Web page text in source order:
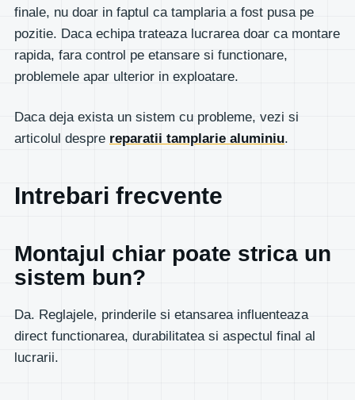
finale, nu doar in faptul ca tamplaria a fost pusa pe
pozitie. Daca echipa trateaza lucrarea doar ca montare
rapida, fara control pe etansare si functionare,
problemele apar ulterior in exploatare.
Daca deja exista un sistem cu probleme, vezi si
articolul despre reparatii tamplarie aluminiu.
Intrebari frecvente
Montajul chiar poate strica un
sistem bun?
Da. Reglajele, prinderile si etansarea influenteaza
direct functionarea, durabilitatea si aspectul final al
lucrarii.